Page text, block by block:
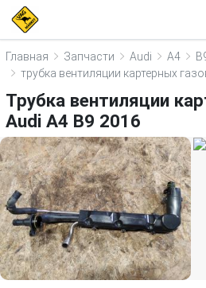
Главная Запчасти Audi A4
трубка вентиляции картерных
Трубка вентиляции
Audi A4 B9 2016